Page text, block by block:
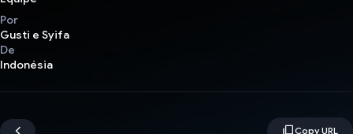
Por
Gusti e Syifa
De
Indonésia